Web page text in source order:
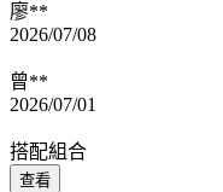
廖**
2026/07/08
曾**
2026/07/01
搭配組合
查看